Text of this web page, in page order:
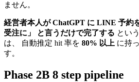
ません。
経営者本人が ChatGPT に LINE 予約
受注に」 と言うだけで完了する とい
は、 自動推定 hit 率を 80% 以上 に持
す。
Phase 2B 8 step pipeline